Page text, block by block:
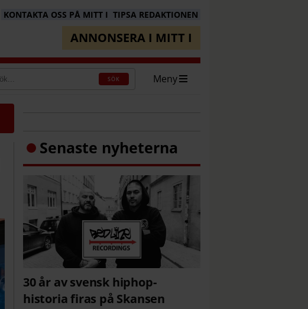
KONTAKTA OSS PÅ MITT I TIPSA REDAKTIONEN
ANNONSERA I MITT I
SÖK Meny
Senaste nyheterna
30 år av svensk hiphop-
historia firas på Skansen